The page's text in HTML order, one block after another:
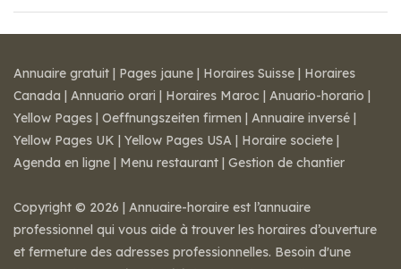
Annuaire gratuit | Pages jaune | Horaires Suisse | Horaires
Canada | Annuario orari | Horaires Maroc | Anuario-horario |
Yellow Pages | Oeffnungszeiten firmen | Annuaire inversé |
Yellow Pages UK | Yellow Pages USA | Horaire societe |
Agenda en ligne | Menu restaurant | Gestion de chantier
Copyright © 2026 | Annuaire-horaire est l’annuaire
professionnel qui vous aide à trouver les horaires d’ouverture
et fermeture des adresses professionnelles. Besoin d'une